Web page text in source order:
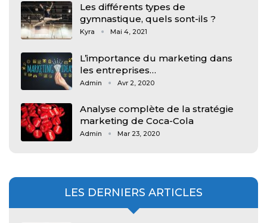
Les différents types de
gymnastique, quels sont-ils ?
Kyra Mai 4, 2021
L’importance du marketing dans
les entreprises…
Admin Avr 2, 2020
Analyse complète de la stratégie
marketing de Coca-Cola
Admin Mar 23, 2020
LES DERNIERS ARTICLES